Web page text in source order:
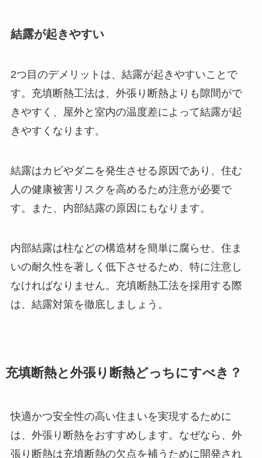
結露が起きやすい
2つ目のデメリットは、結露が起きやすいことで
す。充填断熱工法は、外張り断熱よりも隙間がで
きやすく、屋外と室内の温度差によって結露が起
きやすくなります。
結露はカビやダニを発生させる原因であり、住む
人の健康被害リスクを高めるため注意が必要で
す。また、内部結露の原因にもなります。
内部結露は柱などの構造材を簡単に腐らせ、住ま
いの耐久性を著しく低下させるため、特に注意し
なければなりません。充填断熱工法を採用する際
は、結露対策を徹底しましょう。
充填断熱と外張り断熱どっちにすべき？
快適かつ安全性の高い住まいを実現するために
は、外張り断熱をおすすめします。なぜなら、外
張り断熱は充填断熱の欠点を補うために開発され